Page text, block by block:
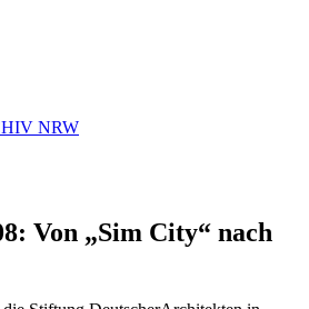
NRW
Von „Sim City“ nach